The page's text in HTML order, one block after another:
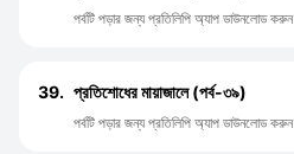
পর্বটি পড়ার জন্য প্রতিলিপি অ্যাপ ডাউনলোড করুন
39. প্রতিশোধের মায়াজালে (পর্ব-৩৯)
পর্বটি পড়ার জন্য প্রতিলিপি অ্যাপ ডাউনলোড করুন